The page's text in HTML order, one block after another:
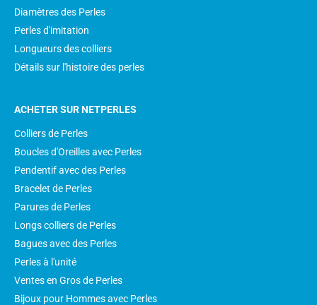
Diamètres des Perles
Perles d'imitation
Longueurs des colliers
Détails sur l'histoire des perles
ACHETER SUR NETPERLES
Colliers de Perles
Boucles d'Oreilles avec Perles
Pendentif avec des Perles
Bracelet de Perles
Parures de Perles
Longs colliers de Perles
Bagues avec des Perles
Perles à l'unité
Ventes en Gros de Perles
Bijoux pour Hommes avec Perles